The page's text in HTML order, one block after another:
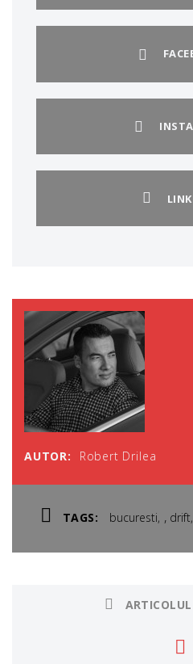
AUTOR: Robert Drilea
TAGS: bucuresti , drift